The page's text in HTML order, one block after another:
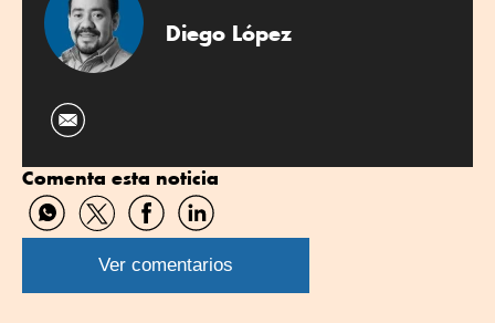
Diego López
Comenta esta noticia
Compartir
por
WhatsApp
Compartir
por
Twitter
Compartir
por
Facebook
Compartir
por
Linkedin
Ver comentarios